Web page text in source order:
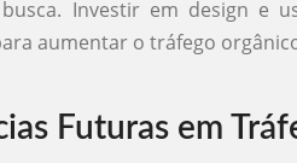
Investir em design e
aumentar o tráfego
Futuras em